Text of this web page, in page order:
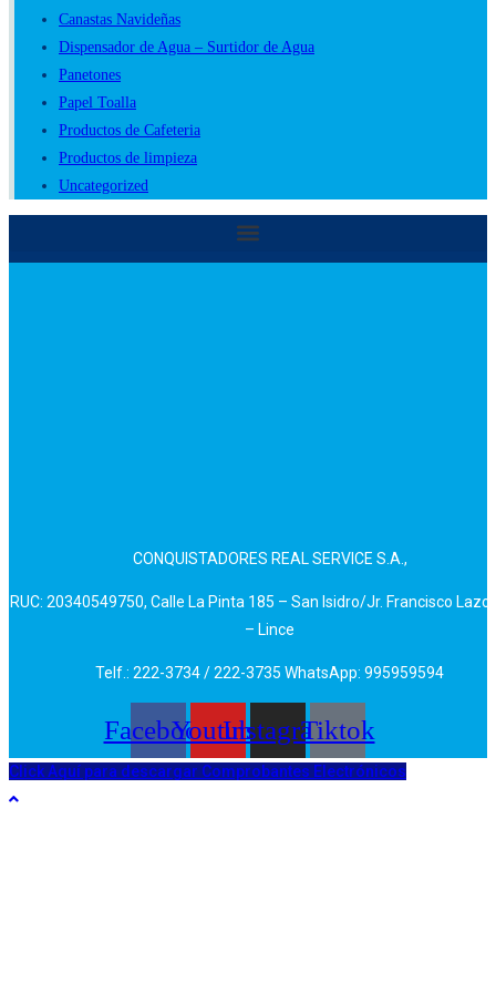
Canastas Navideñas
Dispensador de Agua – Surtidor de Agua
Panetones
Papel Toalla
Productos de Cafeteria
Productos de limpieza
Uncategorized
CONQUISTADORES REAL SERVICE S.A.,
RUC: 20340549750, Calle La Pinta 185 – San Isidro/Jr. Francisco Lazo
– Lince
Telf.: 222-3734 / 222-3735 WhatsApp: 995959594
FacebookYoutubeInstagramTiktok
Click Aquí para descargar Comprobantes Electrónicos